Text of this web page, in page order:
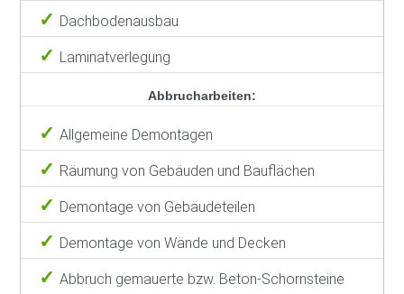
Dachbodenausbau
Laminatverlegung
Abbrucharbeiten:
Allgemeine Demontagen
Räumung von Gebäuden und Bauflächen
Demontage von Gebäudeteilen
Demontage von Wände und Decken
Abbruch gemauerte bzw. Beton-Schornsteine